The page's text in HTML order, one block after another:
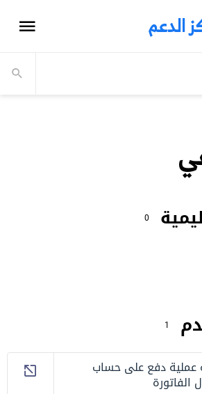
الدعم
0
1
عملية دفع على حساب